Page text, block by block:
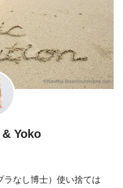
Yoko
なし博士）使い捨ては